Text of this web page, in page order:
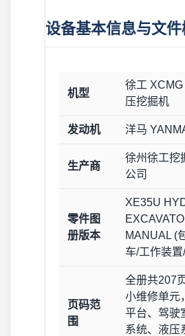
设备基本信息与文
机型
徐工
压挖掘机
发动机 洋马
生产商
徐州徐工挖
公司
零件图
册版本
XE35U
MANUAL (
车/工作装
页码范
围
全册共207
小维修单元
平台、驾驶
系统、液压